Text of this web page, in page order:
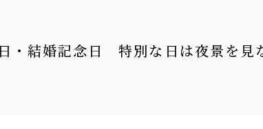
・結婚記念日 特別な日は夜景を見